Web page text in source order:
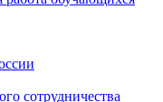
сотрудничества